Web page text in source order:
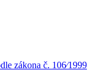
zákona č. 106⁄1999